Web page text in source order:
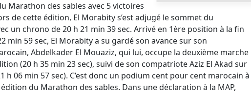
Marathon des sables avec 5 victoires
de cette édition, El Morabity s’est adjugé le sommet du
un chrono de 20 h 21 min 39 sec. Arrivé en 1ère position à la fin
min 59 sec, El Morabity a su gardé son avance sur son
Abdelkader El Mouaziz, qui lui, occupe la deuxième marche
(20 h 35 min 23 sec), suivi de son compatriote Aziz El Akad sur
h 06 min 57 sec). C’est donc un podium cent pour cent marocain à
édition du Marathon des sables. Dans une déclaration à la MAP,